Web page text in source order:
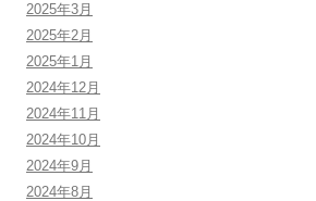
2025年3月
2025年2月
2025年1月
2024年12月
2024年11月
2024年10月
2024年9月
2024年8月